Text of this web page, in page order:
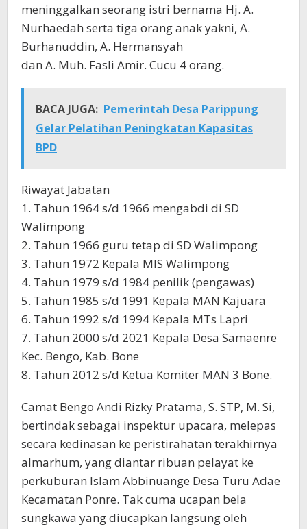
meninggalkan seorang istri bernama Hj. A.
Nurhaedah serta tiga orang anak yakni, A.
Burhanuddin, A. Hermansyah
dan A. Muh. Fasli Amir. Cucu 4 orang.
BACA JUGA: Pemerintah Desa Parippung
Gelar Pelatihan Peningkatan Kapasitas
BPD
Riwayat Jabatan
1. Tahun 1964 s/d 1966 mengabdi di SD
Walimpong
2. Tahun 1966 guru tetap di SD Walimpong
3. Tahun 1972 Kepala MIS Walimpong
4. Tahun 1979 s/d 1984 penilik (pengawas)
5. Tahun 1985 s/d 1991 Kepala MAN Kajuara
6. Tahun 1992 s/d 1994 Kepala MTs Lapri
7. Tahun 2000 s/d 2021 Kepala Desa Samaenre
Kec. Bengo, Kab. Bone
8. Tahun 2012 s/d Ketua Komiter MAN 3 Bone.
Camat Bengo Andi Rizky Pratama, S. STP, M. Si,
bertindak sebagai inspektur upacara, melepas
secara kedinasan ke peristirahatan terakhirnya
almarhum, yang diantar ribuan pelayat ke
perkuburan Islam Abbinuange Desa Turu Adae
Kecamatan Ponre. Tak cuma ucapan bela
sungkawa yang diucapkan langsung oleh